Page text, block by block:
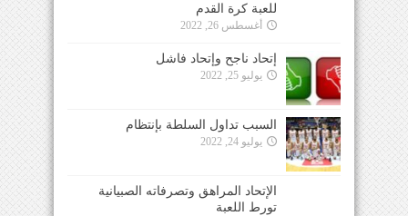
للعبة كرة القدم
أغسطس 26, 2022
إتحاد ناجح وإتحاد فاشل
يوليو 25, 2022
السبب تداول السلطة بإنتظام
يوليو 24, 2022
الإتحاد المراهق وتصرفاته الصبيانية
تورط اللعبة